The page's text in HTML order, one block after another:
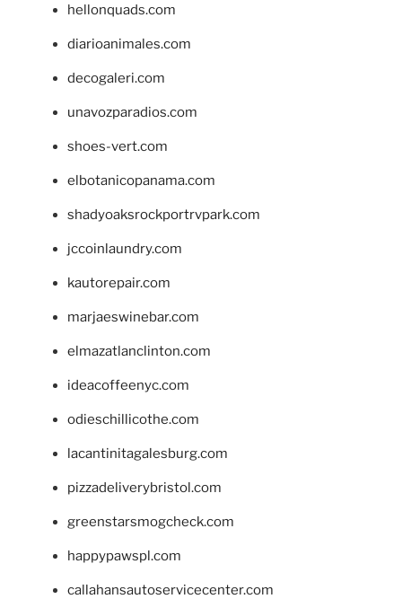
hellonquads.com
diarioanimales.com
decogaleri.com
unavozparadios.com
shoes-vert.com
elbotanicopanama.com
shadyoaksrockportrvpark.com
jccoinlaundry.com
kautorepair.com
marjaeswinebar.com
elmazatlanclinton.com
ideacoffeenyc.com
odieschillicothe.com
lacantinitagalesburg.com
pizzadeliverybristol.com
greenstarsmogcheck.com
happypawspl.com
callahansautoservicecenter.com